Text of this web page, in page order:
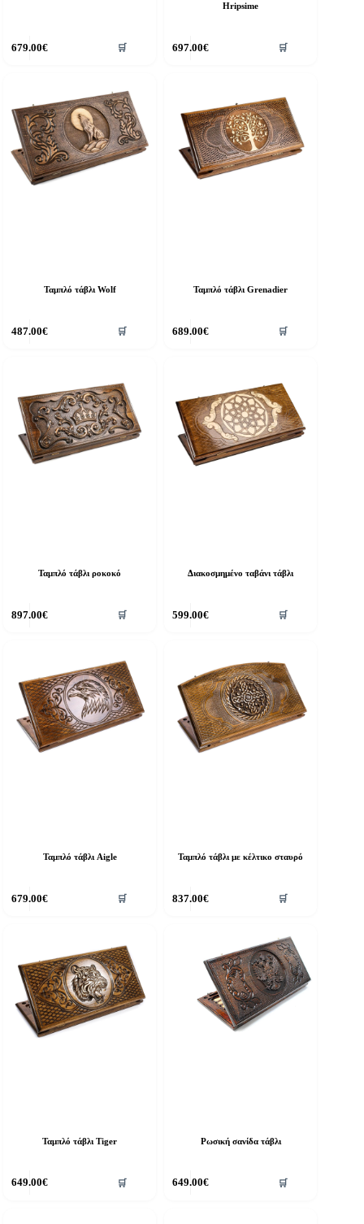
679.00€ 🛒
Hripsime
697.00€ 🛒
Ταμπλό τάβλι Wolf
487.00€ 🛒
Ταμπλό τάβλι Grenadier
689.00€ 🛒
Ταμπλό τάβλι ροκοκό
897.00€ 🛒
Διακοσμημένο ταβάνι τάβλι
599.00€ 🛒
Ταμπλό τάβλι Aigle
679.00€ 🛒
Ταμπλό τάβλι με κέλτικο σταυρό
837.00€ 🛒
Ταμπλό τάβλι Tiger
649.00€ 🛒
Ρωσική σανίδα τάβλι
649.00€ 🛒